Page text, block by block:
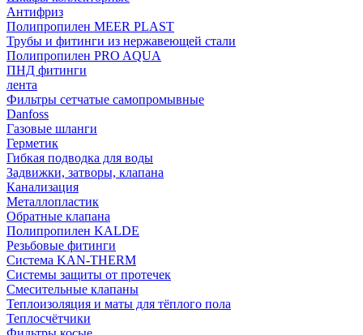
Антифриз
Полипропилен MEER PLAST
Трубы и фитинги из нержавеющей стали
Полипропилен PRO AQUA
ПНД фитинги
лента
Фильтры сетчатые самопромывные
Danfoss
Газовые шланги
Герметик
Гибкая подводка для воды
Задвижки, затворы, клапана
Канализация
Металлопластик
Обратные клапана
Полипропилен KALDE
Резьбовые фитинги
Система KAN-THERM
Системы защиты от протечек
Смесительные клапаны
Теплоизоляция и маты для тёплого пола
Теплосчётчики